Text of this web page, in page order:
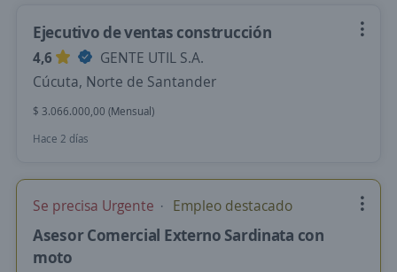
Ejecutivo de ventas construcción
4,6
GENTE UTIL S.A.
Cúcuta, Norte de Santander
$ 3.066.000,00 (Mensual)
Hace 2 días
Se precisa Urgente Empleo destacado
Asesor Comercial Externo Sardinata con
moto